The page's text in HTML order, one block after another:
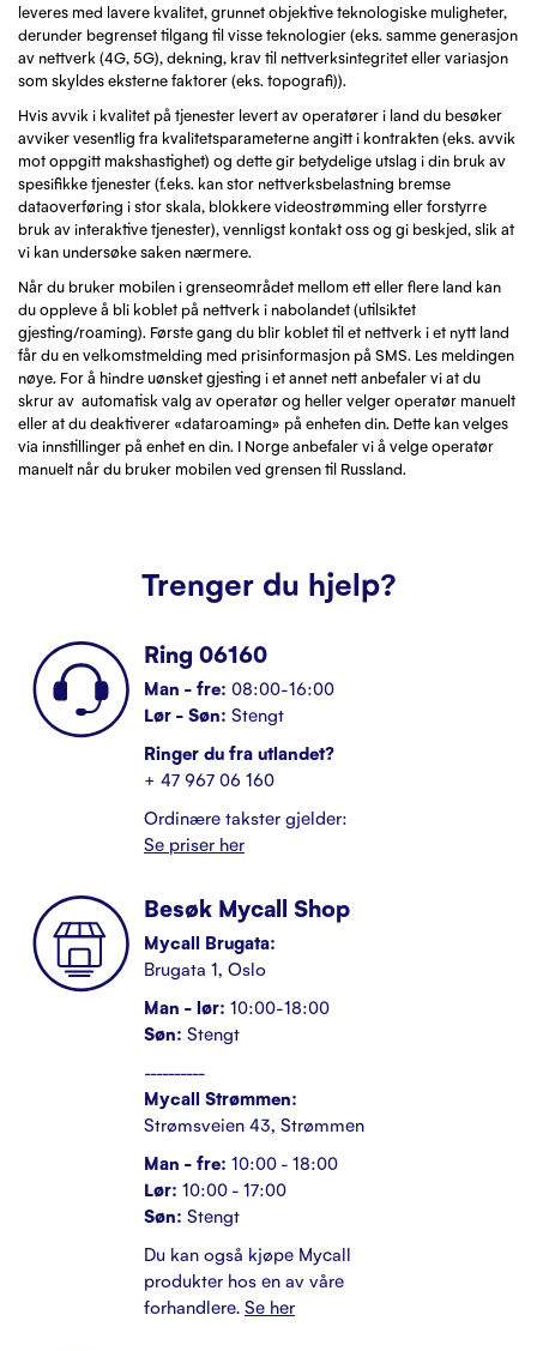
leveres med lavere kvalitet, grunnet objektive teknologiske muligheter,
derunder begrenset tilgang til visse teknologier (eks. samme generasjon
av nettverk (4G, 5G), dekning, krav til nettverksintegritet eller variasjon
som skyldes eksterne faktorer (eks. topografi)).
Hvis avvik i kvalitet på tjenester levert av operatører i land du besøker
avviker vesentlig fra kvalitetsparameterne angitt i kontrakten (eks. avvik
mot oppgitt makshastighet) og dette gir betydelige utslag i din bruk av
spesifikke tjenester (f.eks. kan stor nettverksbelastning bremse
dataoverføring i stor skala, blokkere videostrømming eller forstyrre
bruk av interaktive tjenester), vennligst kontakt oss og gi beskjed, slik at
vi kan undersøke saken nærmere.
Når du bruker mobilen i grenseområdet mellom ett eller flere land kan
du oppleve å bli koblet på nettverk i nabolandet (utilsiktet
gjesting/roaming). Første gang du blir koblet til et nettverk i et nytt land
får du en velkomstmelding med prisinformasjon på SMS. Les meldingen
nøye. For å hindre uønsket gjesting i et annet nett anbefaler vi at du
skrur av automatisk valg av operatør og heller velger operatør manuelt
eller at du deaktiverer «dataroaming» på enheten din. Dette kan velges
via innstillinger på enhet en din. I Norge anbefaler vi å velge operatør
manuelt når du bruker mobilen ved grensen til Russland.
Trenger du hjelp?
Ring 06160
Man - fre: 08:00-16:00
Lør - Søn: Stengt
Ringer du fra utlandet?
+ 47 967 06 160
Ordinære takster gjelder:
Se priser her
Besøk Mycall Shop
Mycall Brugata:
Brugata 1, Oslo
Man - lør: 10:00-18:00
Søn: Stengt
----------
Mycall Strømmen:
Strømsveien 43, Strømmen
Man - fre: 10:00 - 18:00
Lør: 10:00 - 17:00
Søn: Stengt
Du kan også kjøpe Mycall
produkter hos en av våre
forhandlere. Se her